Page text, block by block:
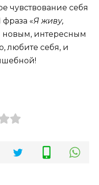
чувствование себя
«Я живу,
новым, интересным
любите себя, и